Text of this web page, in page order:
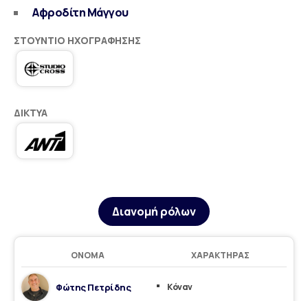
Αφροδίτη Μάγγου
ΣΤΟΎΝΤΙΟ ΗΧΟΓΡΆΦΗΣΗΣ
ΔΊΚΤΥΑ
Διανομή ρόλων
ΌΝΟΜΑ ΧΑΡΑΚΤΉΡΑΣ
Φώτης Πετρίδης Κόναν